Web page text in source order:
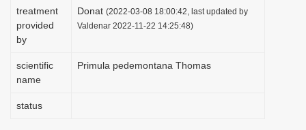
n
treatment
provided
by
Donat (2022-03-08 18:00:42, last updated by
Valdenar 2022-11-22 14:25:48)
scientific
name
Primula pedemontana Thomas
status